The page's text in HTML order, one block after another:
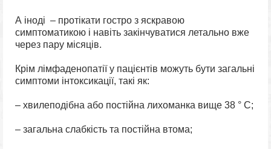
А іноді – протікати гостро з яскравою
симптоматикою і навіть закінчуватися летально вже
через пару місяців.
Крім лімфаденопатії у пацієнтів можуть бути загальні
симптоми інтоксикації, такі як:
– хвилеподібна або постійна лихоманка вище 38 ° С;
– загальна слабкість та постійна втома;